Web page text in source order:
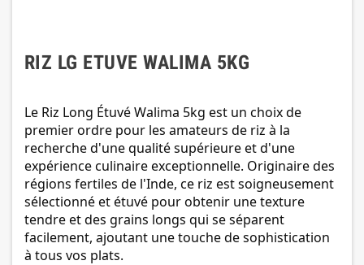
RIZ LG ETUVE WALIMA 5KG
Le Riz Long Étuvé Walima 5kg est un choix de
premier ordre pour les amateurs de riz à la
recherche d'une qualité supérieure et d'une
expérience culinaire exceptionnelle. Originaire des
régions fertiles de l'Inde, ce riz est soigneusement
sélectionné et étuvé pour obtenir une texture
tendre et des grains longs qui se séparent
facilement, ajoutant une touche de sophistication
à tous vos plats.